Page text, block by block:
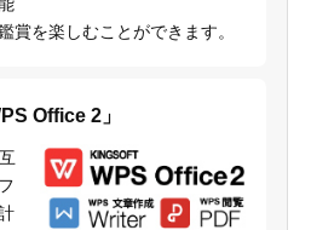
賞を楽しむことができます。
Office 2」